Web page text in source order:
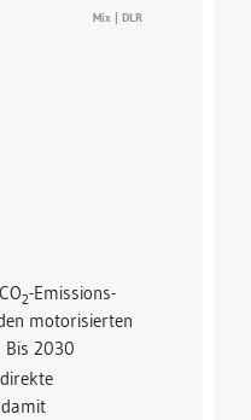
Mix | DLR
2-Emissions-
motorisierten
2030